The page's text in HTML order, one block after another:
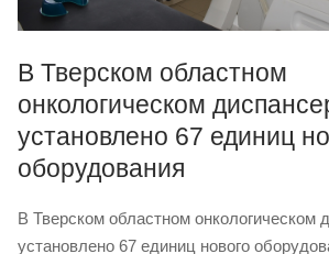
В Тверском областном
онкологическом
установлено 67 единиц
оборудования
В Тверском областном онкологическом
установлено 67 единиц нового